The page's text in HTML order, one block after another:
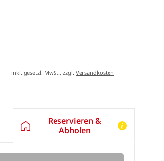
inkl. gesetzl. MwSt., zzgl.Versandkosten
Reservieren &
Abholen